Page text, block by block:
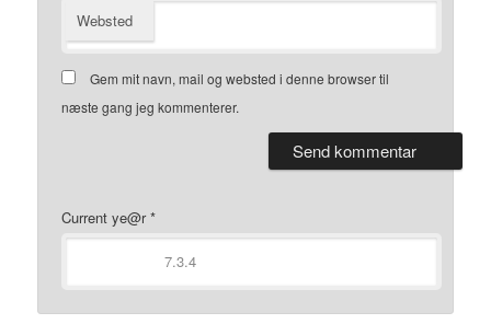
Websted
Gem mit navn, mail og websted i denne browser til
næste gang jeg kommenterer.
Current ye@r*